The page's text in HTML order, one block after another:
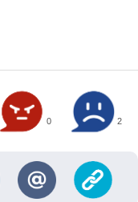
0 2